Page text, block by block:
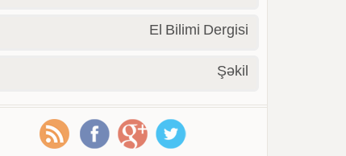
El Bilimi Dergisi
Şəkil